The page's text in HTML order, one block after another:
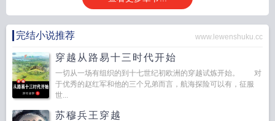
完结小说推荐 www.lewenshuku.cc
穿越从路易十三时代开始
一切从一场有组织的到十七世纪初欧洲的穿越试炼开始。 对
于优秀的赵红军和他的三个兄弟而言，航海探险可以有，征服
世...
苏穆兵王穿越